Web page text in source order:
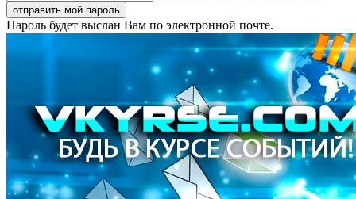
Пароль будет выслан Вам по электронной почте.